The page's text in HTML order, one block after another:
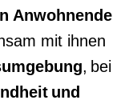
Anwohnende
mit ihnen
, bei
und